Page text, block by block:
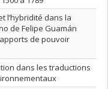
l’hybridité dans la
de Felipe Guamán
de pouvoir
dans les traductions